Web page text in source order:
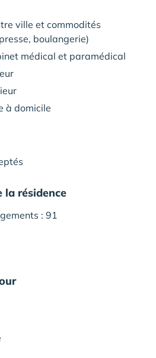
ville et commodités
boulangerie)
médical et paramédical
à domicile
la résidence
: 91